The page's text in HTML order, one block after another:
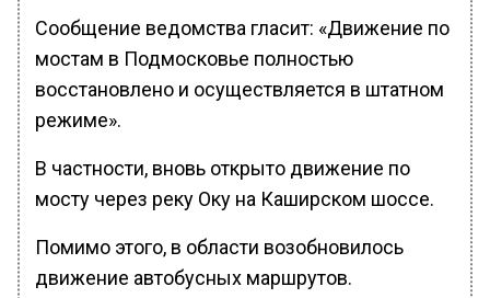
Сообщение ведомства гласит: «Движение по
мостам в Подмосковье полностью
восстановлено и осуществляется в штатном
режиме».
В частности, вновь открыто движение по
мосту через реку Оку на Каширском шоссе.
Помимо этого, в области возобновилось
движение автобусных маршрутов.